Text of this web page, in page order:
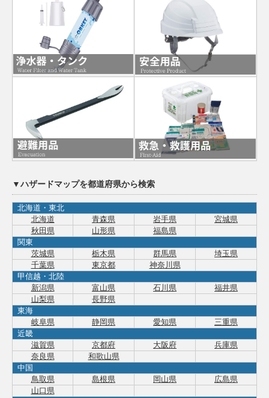
▼ハザードマップを都道府県から検索
北海道・東北
北海道
青森県 岩手県
宮城県
秋田県
山形県
福島県
関東
茨城県
栃木県 群馬県
埼玉県
千葉県
東京都
神奈川県
甲信越・北陸
新潟県
富山県 石川県
福井県
山梨県
長野県
東海
岐阜県
静岡県 愛知県
三重県
近畿
滋賀県
京都府 大阪府
兵庫県
奈良県
和歌山県
中国
鳥取県
島根県 岡山県
広島県
山口県